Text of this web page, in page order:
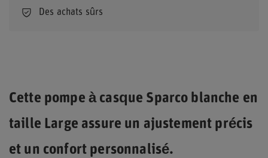
Des achats sûrs
Cette pompe à casque Sparco blanche en
taille Large assure un ajustement précis
et un confort personnalisé.